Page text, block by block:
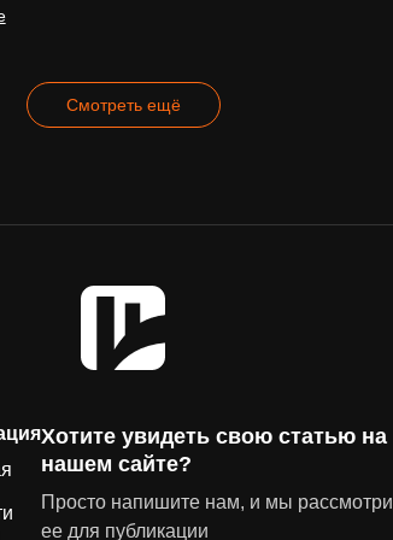
Смотреть ещё
Хотите увидеть свою статью на
нашем сайте?
Просто напишите нам, и мы
ее для публикации